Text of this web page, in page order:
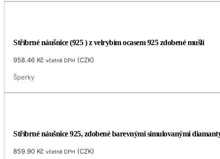
Stříbrné náušnice (925 ) z velrybím ocasem 925 zdobené mušlí
958.46 Kč včetně DPH (CZK)
Šperky
Stříbrné náušnice 925, zdobené barevnými simulovanými
859.90 Kč včetně DPH (CZK)